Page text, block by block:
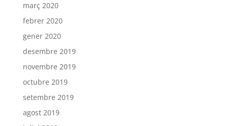
març 2020
febrer 2020
gener 2020
desembre 2019
novembre 2019
octubre 2019
setembre 2019
agost 2019